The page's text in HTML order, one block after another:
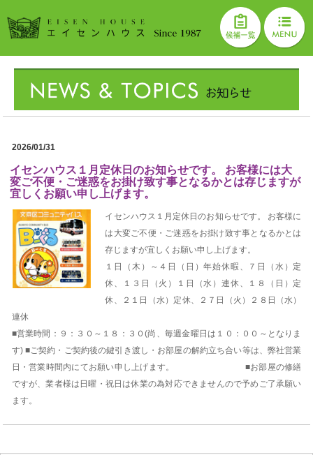
2026/01/31
イセンハウス１月定休日のお知らせです。 お客様には大
変ご不便・ご迷惑をお掛け致す事となるかとは存じますが
宜しくお願い申し上げます。
イセンハウス１月定休日のお知らせです。 お客様に
は大変ご不便・ご迷惑をお掛け致す事となるかとは
存じますが宜しくお願い申し上げます。
１日（木）～４日（日）年始休暇、７日（水）定
休、１３日（火）１日（水）連休、１８（日）定
休、２１日（水）定休、２７日（火）２８日（水）
連休
■営業時間：９：３０～１８：３０(尚、毎週金曜日は１０：００～となりま
す) ■ご契約・ご契約後の鍵引き渡し・お部屋の解約立ち合い等は、弊社営業
日・営業時間内にてお願い申し上げます。 ■お部屋の修繕
ですが、業者様は日曜・祝日は休業の為対応できませんので予めご了承願い
ます。